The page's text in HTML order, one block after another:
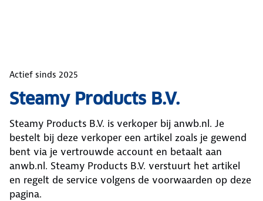
Actief sinds 2025
Steamy Products B.V.
Steamy Products B.V. is verkoper bij anwb.nl. Je
bestelt bij deze verkoper een artikel zoals je gewend
bent via je vertrouwde account en betaalt aan
anwb.nl. Steamy Products B.V. verstuurt het artikel
en regelt de service volgens de voorwaarden op deze
pagina.